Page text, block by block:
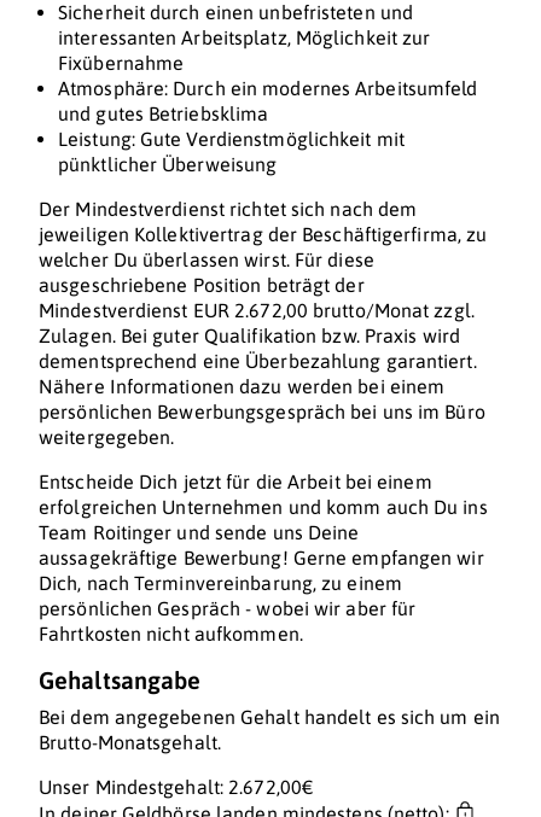
Sicherheit durch einen unbefristeten und
interessanten Arbeitsplatz, Möglichkeit zur
Fixübernahme
Atmosphäre: Durch ein modernes Arbeitsumfeld
und gutes Betriebsklima
Leistung: Gute Verdienstmöglichkeit mit
pünktlicher Überweisung
Der Mindestverdienst richtet sich nach dem
jeweiligen Kollektivertrag der Beschäftigerfirma, zu
welcher Du überlassen wirst. Für diese
ausgeschriebene Position beträgt der
Mindestverdienst EUR 2.672,00 brutto/Monat zzgl.
Zulagen. Bei guter Qualifikation bzw. Praxis wird
dementsprechend eine Überbezahlung garantiert.
Nähere Informationen dazu werden bei einem
persönlichen Bewerbungsgespräch bei uns im Büro
weitergegeben.
Entscheide Dich jetzt für die Arbeit bei einem
erfolgreichen Unternehmen und komm auch Du ins
Team Roitinger und sende uns Deine
aussagekräftige Bewerbung! Gerne empfangen wir
Dich, nach Terminvereinbarung, zu einem
persönlichen Gespräch - wobei wir aber für
Fahrtkosten nicht aufkommen.
Gehaltsangabe
Bei dem angegebenen Gehalt handelt es sich um ein
Brutto-Monatsgehalt.
Unser Mindestgehalt: 2.672,00€